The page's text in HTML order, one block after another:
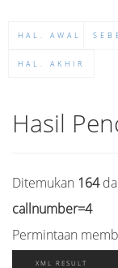
HAL. AWAL
HAL. AKHIR
Hasil
Ditemukan 164
callnumber=4
Permintaan
XML RESULT